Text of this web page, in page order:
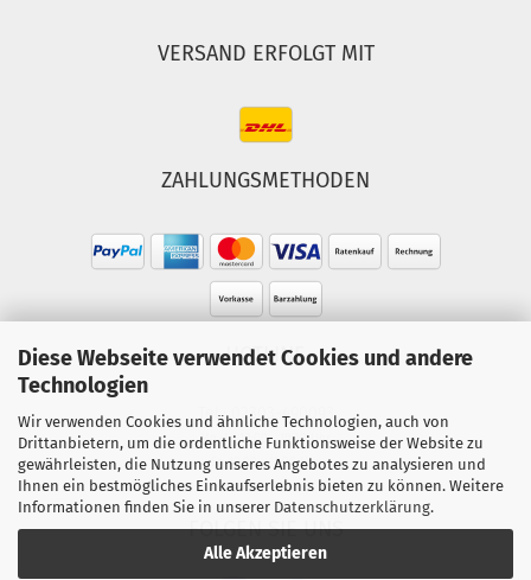
Diese Webseite verwendet Cookies und andere
Technologien
Wir verwenden Cookies und ähnliche Technologien, auch von
Drittanbietern, um die ordentliche Funktionsweise der Website zu
gewährleisten, die Nutzung unseres Angebotes zu analysieren und
Ihnen ein bestmögliches Einkaufserlebnis bieten zu können. Weitere
Informationen finden Sie in unserer Datenschutzerklärung.
Alle Akzeptieren
VERSAND ERFOLGT MIT
ZAHLUNGSMETHODEN
HOTLINE
Tel.: 02303-490093
Mo.-Fr. 10:00 - 18:00 Uhr
Sa. 10:00 - 15:00 Uhr
FOLGEN SIE UNS